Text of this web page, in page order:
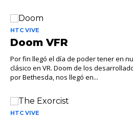
HTC VIVE
Doom VFR
Por fin llegó el día de poder tener en
clásico en VR. Doom de los
por Bethesda, nos llegó en...
HTC VIVE